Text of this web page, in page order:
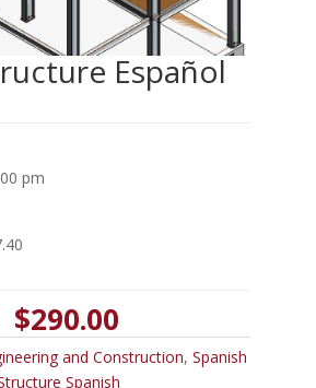
Español
pm
El
precio
original
$290.00El
precio
actual
and Construction, Spanish
Spanish